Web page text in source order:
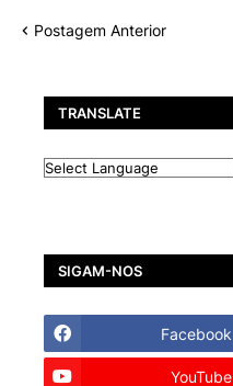
Postagem Anterior
TRANSLATE
SIGAM-NOS
Facebook
YouTube